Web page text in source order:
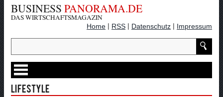
BUSINESS PANORAMA.DE
DAS WIRTSCHAFTSMAGAZIN
Home | RSS | Datenschutz | Impressum
Lifestyle